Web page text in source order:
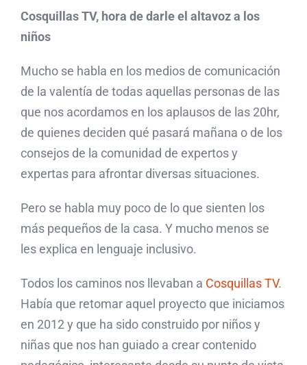
Cosquillas TV, hora de darle el altavoz a los
niños
Mucho se habla en los medios de comunicación
de la valentía de todas aquellas personas de las
que nos acordamos en los aplausos de las 20hr,
de quienes deciden qué pasará mañana o de los
consejos de la comunidad de expertos y
expertas para afrontar diversas situaciones.
Pero se habla muy poco de lo que sienten los
más pequeños de la casa. Y mucho menos se
les explica en lenguaje inclusivo.
Todos los caminos nos llevaban a Cosquillas TV.
Había que retomar aquel proyecto que iniciamos
en 2012 y que ha sido construido por niños y
niñas que nos han guiado a crear contenido